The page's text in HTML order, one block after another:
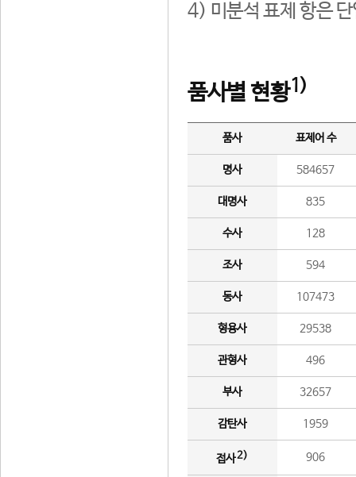
4) 미분석 표제 항은
품사별 현황1)
품사 표제어 수
명사 584657
대명사 835
수사 128
조사 594
동사 107473
형용사 29538
관형사 496
부사 32657
감탄사 1959
접사2) 906